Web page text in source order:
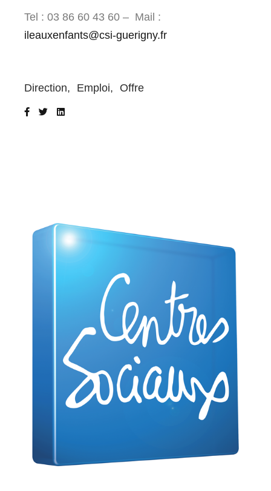
Tel : 03 86 60 43 60 – Mail :
ileauxenfants@csi-guerigny.fr
Direction Emploi Offre